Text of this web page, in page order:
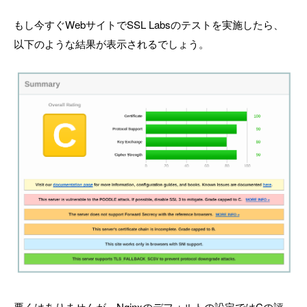
もし今すぐWebサイトでSSL Labsのテストを実施したら、
以下のような結果が表示されるでしょう。